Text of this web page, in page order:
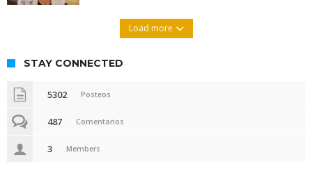
Load more
STAY CONNECTED
5302 Posteos
487 Comentarios
3 Members